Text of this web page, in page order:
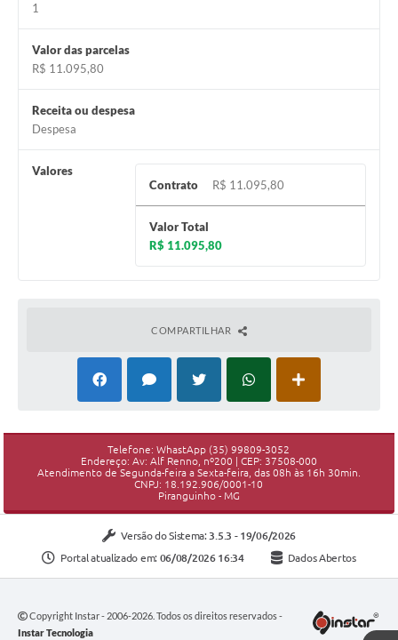
1
Valor das parcelas
R$ 11.095,80
Receita ou despesa
Despesa
Valores
Contrato
R$ 11.095,80
Valor Total
R$ 11.095,80
COMPARTILHAR
Telefone: WhastApp (35) 99809-3052
Endereço: Av: Alf Renno, nº200 | CEP: 37508-000
Atendimento de Segunda-feira a Sexta-feira, das 08h às 16h 30min.
CNPJ: 18.192.906/0001-10
Piranguinho - MG
Versão do Sistema: 3.5.3 - 19/06/2026
Portal atualizado em: 06/08/2026 16:34 Dados Abertos
Copyright Instar - 2006-2026. Todos os direitos reservados -
Instar Tecnologia